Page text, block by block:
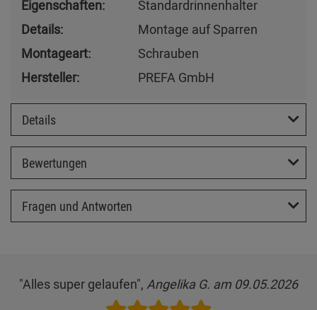
Eigenschaften:
Standardrinnenhalter
Details:
Montage auf Sparren
Montageart:
Schrauben
Hersteller:
PREFA GmbH
Details
Bewertungen
Fragen und Antworten
"Alles super gelaufen", Angelika G. am 09.05.2026